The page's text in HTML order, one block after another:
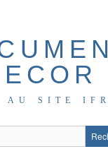
AU SITE